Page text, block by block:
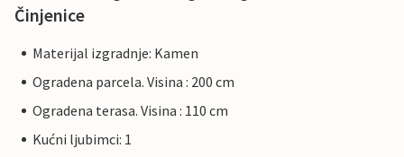
Činjenice
Materijal izgradnje: Kamen
Ogradena parcela. Visina : 200 cm
Ogradena terasa. Visina : 110 cm
Kućni ljubimci: 1